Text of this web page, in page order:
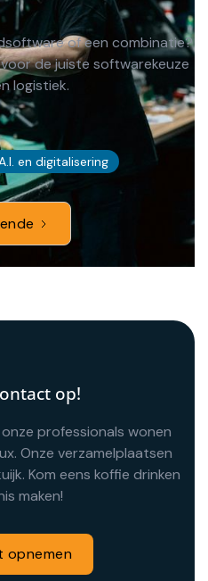
of een combinatie?
de juiste softwarekeuze
logistiek.
en digitalisering
op!
professionals wonen
Onze verzamelplaatsen
Kom eens koffie drinken
maken!
opnemen